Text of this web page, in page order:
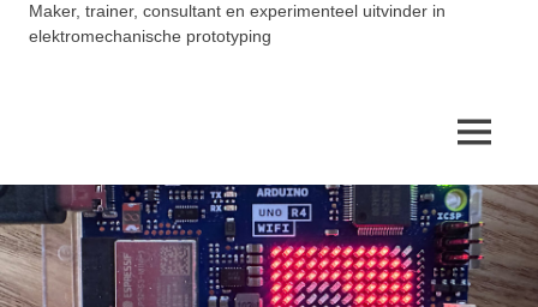
BotBerg
Maker, trainer, consultant en experimenteel uitvinder in
elektromechanische prototyping
MENU